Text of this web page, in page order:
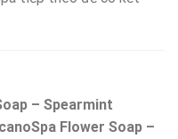
– Spearmint
Flower Soap –